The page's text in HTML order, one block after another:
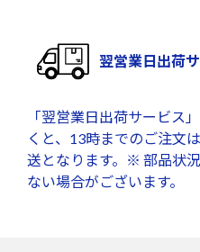
翌営業日出荷
「翌営業日出荷サービス
くと、13時までのご注文
送となります。※ 部品状
ない場合がございます。